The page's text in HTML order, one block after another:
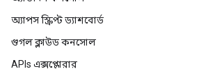
অ্যাপস স্ক্রিপ্ট ড্যাশবোর্ড
গুগল ক্লাউড কনসোল
APIs এক্সপ্লোরার